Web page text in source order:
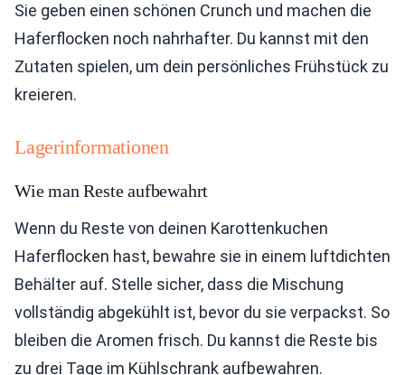
Sie geben einen schönen Crunch und machen die
Haferflocken noch nahrhafter. Du kannst mit den
Zutaten spielen, um dein persönliches Frühstück zu
kreieren.
Lagerinformationen
Wie man Reste aufbewahrt
Wenn du Reste von deinen Karottenkuchen
Haferflocken hast, bewahre sie in einem luftdichten
Behälter auf. Stelle sicher, dass die Mischung
vollständig abgekühlt ist, bevor du sie verpackst. So
bleiben die Aromen frisch. Du kannst die Reste bis
zu drei Tage im Kühlschrank aufbewahren.